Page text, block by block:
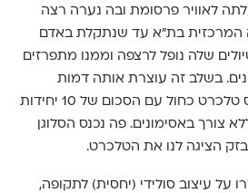
עלתה לאוויר פרסומת ובה נערה רצה
המרכזית בת"א עד שנתקלת באדם
שלה נופל לרצפה וממנו מתפרזים
בשלב זה עוצרת אותה דמות
כלשהי ומציעה לה כרטיס טלכרט כחול עם הסכום של 10 יחידות
צורך באסימונים. פה נכנס הסלוגן
בזק הציגה לנו את הטלכרט.
עיצוב סולידי (יחסית) לתקופה,